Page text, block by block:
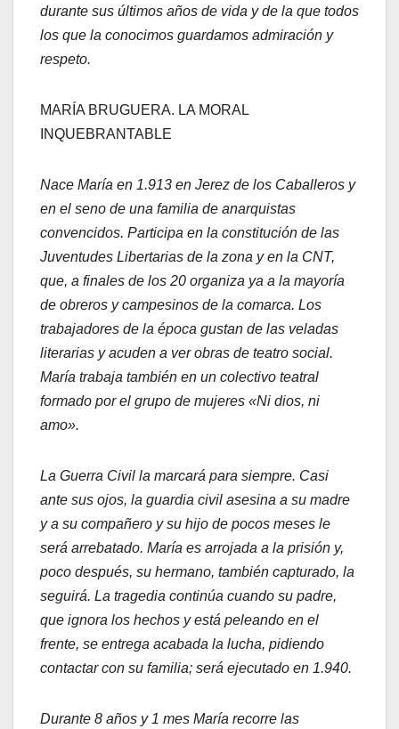
durante sus últi­mos años de vida y de la que todos
los que la conocimos guardamos admi­ración y
respeto.
MARÍA BRUGUERA. LA MORAL
INQUEBRANTABLE
Nace María en 1.913 en Jerez de los Caballeros y
en el seno de una familia de anarquistas
convencidos. Participa en la constitución de las
Juventudes Libertarias de la zona y en la CNT,
que, a finales de los 20 organiza ya a la mayoría
de obreros y campesinos de la comarca. Los
trabajadores de la época gustan de las veladas
literarias y acuden a ver obras de teatro social.
María trabaja también en un colectivo teatral
formado por el grupo de mujeres «Ni dios, ni
amo».
La Guerra Civil la marcará para siempre. Casi
ante sus ojos, la guardia civil asesina a su madre
y a su compañero y su hijo de pocos meses le
será arrebatado. María es arrojada a la prisión y,
poco des­pués, su hermano, también capturado, la
seguirá. La tragedia continúa cuando su padre,
que ignora los hechos y está peleando en el
frente, se entrega acabada la lucha, pidiendo
contactar con su familia; será ejecutado en 1.940.
Durante 8 años y 1 mes María recorre las